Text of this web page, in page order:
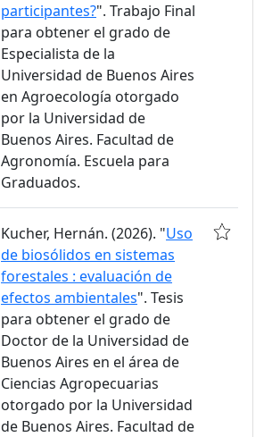
participantes?". Trabajo Final
para obtener el grado de
Especialista de la
Universidad de Buenos Aires
en Agroecología otorgado
por la Universidad de
Buenos Aires. Facultad de
Agronomía. Escuela para
Graduados.
Kucher, Hernán. (2026). "Uso
de biosólidos en sistemas
forestales : evaluación de
efectos ambientales". Tesis
para obtener el grado de
Doctor de la Universidad de
Buenos Aires en el área de
Ciencias Agropecuarias
otorgado por la Universidad
de Buenos Aires. Facultad de